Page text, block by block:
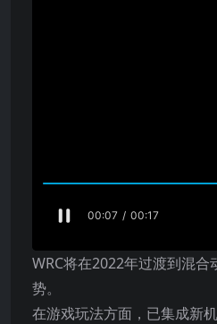
WRC将在2022年过渡到混
势。
在游戏玩法方面，已集成新